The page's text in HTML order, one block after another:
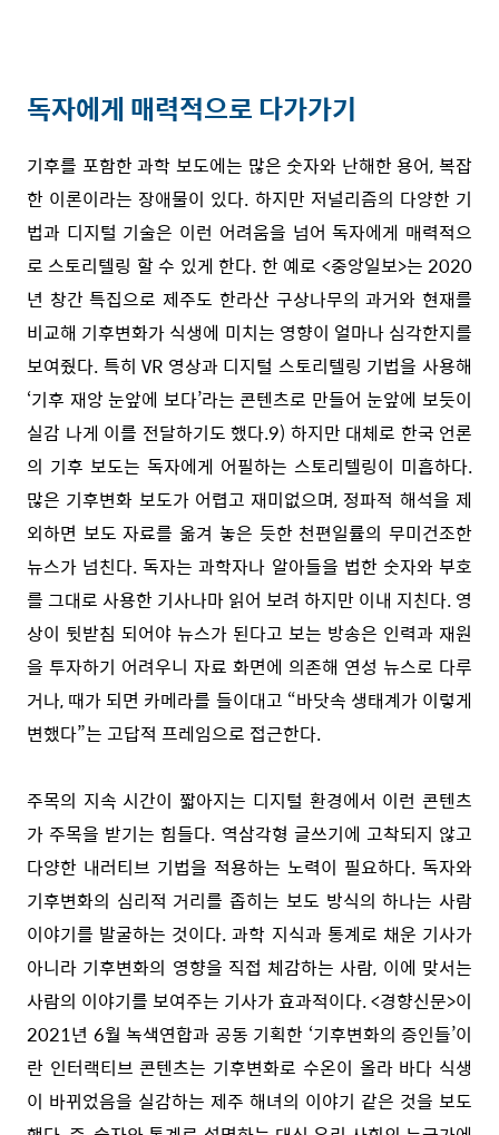
독자에게 매력적으로 다가가기
기후를 포함한 과학 보도에는 많은 숫자와 난해한 용어, 복잡
한 이론이라는 장애물이 있다. 하지만 저널리즘의 다양한 기
법과 디지털 기술은 이런 어려움을 넘어 독자에게 매력적으
로 스토리텔링 할 수 있게 한다. 한 예로 <중앙일보>는 2020
년 창간 특집으로 제주도 한라산 구상나무의 과거와 현재를
비교해 기후변화가 식생에 미치는 영향이 얼마나 심각한지를
보여줬다. 특히 VR 영상과 디지털 스토리텔링 기법을 사용해
‘기후 재앙 눈앞에 보다’라는 콘텐츠로 만들어 눈앞에 보듯이
실감 나게 이를 전달하기도 했다.9) 하지만 대체로 한국 언론
의 기후 보도는 독자에게 어필하는 스토리텔링이 미흡하다.
많은 기후변화 보도가 어렵고 재미없으며, 정파적 해석을 제
외하면 보도 자료를 옮겨 놓은 듯한 천편일률의 무미건조한
뉴스가 넘친다. 독자는 과학자나 알아들을 법한 숫자와 부호
를 그대로 사용한 기사나마 읽어 보려 하지만 이내 지친다. 영
상이 뒷받침 되어야 뉴스가 된다고 보는 방송은 인력과 재원
을 투자하기 어려우니 자료 화면에 의존해 연성 뉴스로 다루
거나, 때가 되면 카메라를 들이대고 “바닷속 생태계가 이렇게
변했다”는 고답적 프레임으로 접근한다.
주목의 지속 시간이 짧아지는 디지털 환경에서 이런 콘텐츠
가 주목을 받기는 힘들다. 역삼각형 글쓰기에 고착되지 않고
다양한 내러티브 기법을 적용하는 노력이 필요하다. 독자와
기후변화의 심리적 거리를 좁히는 보도 방식의 하나는 사람
이야기를 발굴하는 것이다. 과학 지식과 통계로 채운 기사가
아니라 기후변화의 영향을 직접 체감하는 사람, 이에 맞서는
사람의 이야기를 보여주는 기사가 효과적이다. <경향신문>이
2021년 6월 녹색연합과 공동 기획한 ‘기후변화의 증인들’이
란 인터랙티브 콘텐츠는 기후변화로 수온이 올라 바다 식생
이 바뀌었음을 실감하는 제주 해녀의 이야기 같은 것을 보도